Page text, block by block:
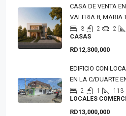
CASA DE VENTA
VALERIA 8, MARIA
3 2 2
CASAS
RD12,300,000
EDIFICIO CON
EN LA C/DUARTE
2 1 113
LOCALES
RD13,000,000